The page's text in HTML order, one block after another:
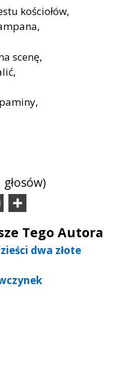
kościołów,
scenę,
Tego Autora
dwa złote